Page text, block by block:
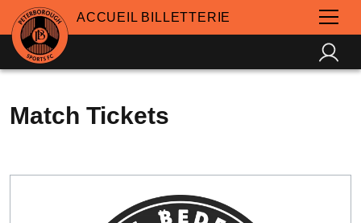
ACCUEIL BILLETTERIE
Match Tickets